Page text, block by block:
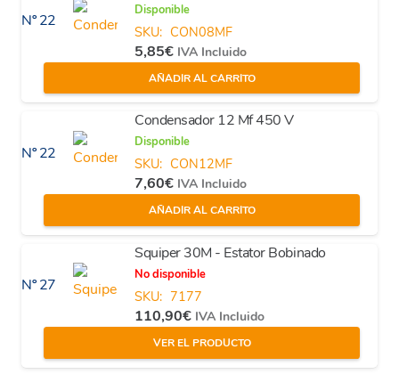
Nº 22
Disponible
SKU: CON08MF
5,85€ IVA Incluido
AÑADIR AL CARRITO
Nº 22
Condensador 12 Mf 450 V
Disponible
SKU: CON12MF
7,60€ IVA Incluido
AÑADIR AL CARRITO
Nº 27
Squiper 30M - Estator Bobinado
No disponible
SKU: 7177
110,90€ IVA Incluido
VER EL PRODUCTO